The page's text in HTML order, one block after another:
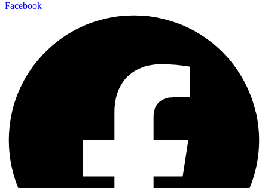
Facebook